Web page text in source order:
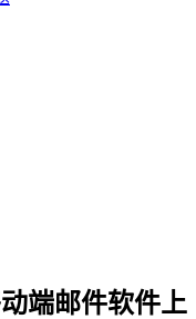
端邮件软件上